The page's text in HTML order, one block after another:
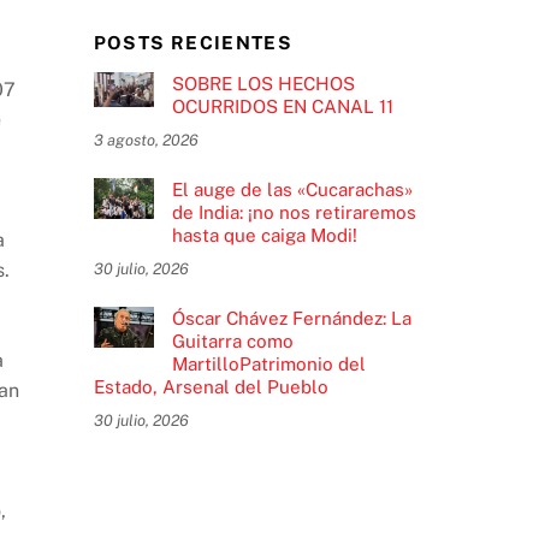
POSTS RECIENTES
SOBRE LOS HECHOS
OCURRIDOS EN CANAL 11
3 agosto, 2026
El auge de las «Cucarachas»
de India: ¡no nos retiraremos
hasta que caiga Modi!
30 julio, 2026
Óscar Chávez Fernández: La
Guitarra como
MartilloPatrimonio del
Estado, Arsenal del Pueblo
30 julio, 2026